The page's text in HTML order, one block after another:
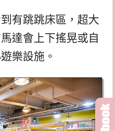
有跳跳床區，超大
達會上下搖晃或自
樂設施。